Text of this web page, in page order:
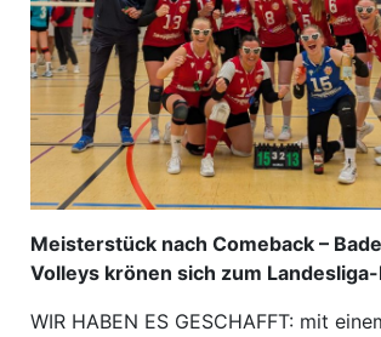
Meisterstück nach Comeback –
Volleys krönen sich zum
WIR HABEN ES GESCHAFFT: mit